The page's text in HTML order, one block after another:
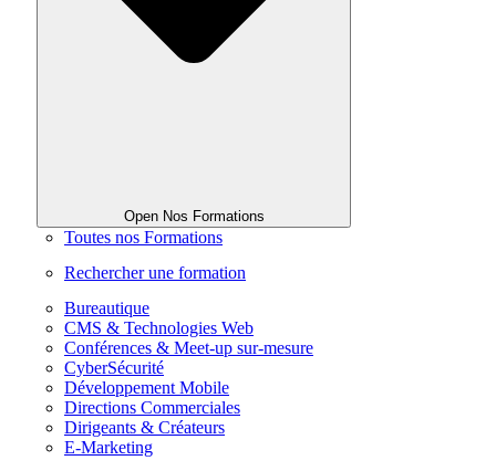
Open Nos Formations
Toutes nos Formations
Rechercher une formation
Bureautique
CMS & Technologies Web
Conférences & Meet-up sur-mesure
CyberSécurité
Développement Mobile
Directions Commerciales
Dirigeants & Créateurs
E-Marketing